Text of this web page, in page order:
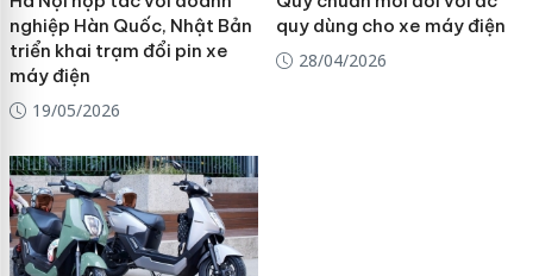
nghiệp Hàn Quốc, Nhật Bản
triển khai trạm đổi pin xe
máy điện
19/05/2026
quy dùng cho xe máy điện
28/04/2026